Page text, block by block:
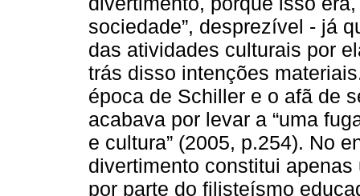
sociedade”, desprezível - já
das atividades culturais por
trás disso intenções
época de Schiller e o afã de
acabava por levar a “uma
e cultura” (2005, p.254). No
divertimento constitui apenas
por parte do filisteísmo